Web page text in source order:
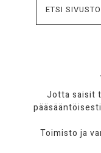
Jotta saisit
Toimisto ja